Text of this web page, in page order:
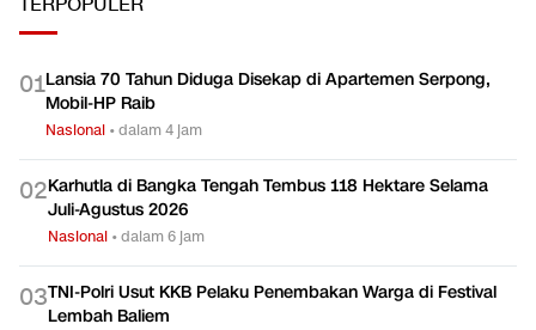
01Lansia 70 Tahun Diduga Disekap di Apartemen Serpong,
Mobil-HP Raib
Nasional •dalam 4 jam
02Karhutla di Bangka Tengah Tembus 118 Hektare Selama
Juli-Agustus 2026
Nasional •dalam 6 jam
03TNI-Polri Usut KKB Pelaku Penembakan Warga di Festival
Lembah Baliem